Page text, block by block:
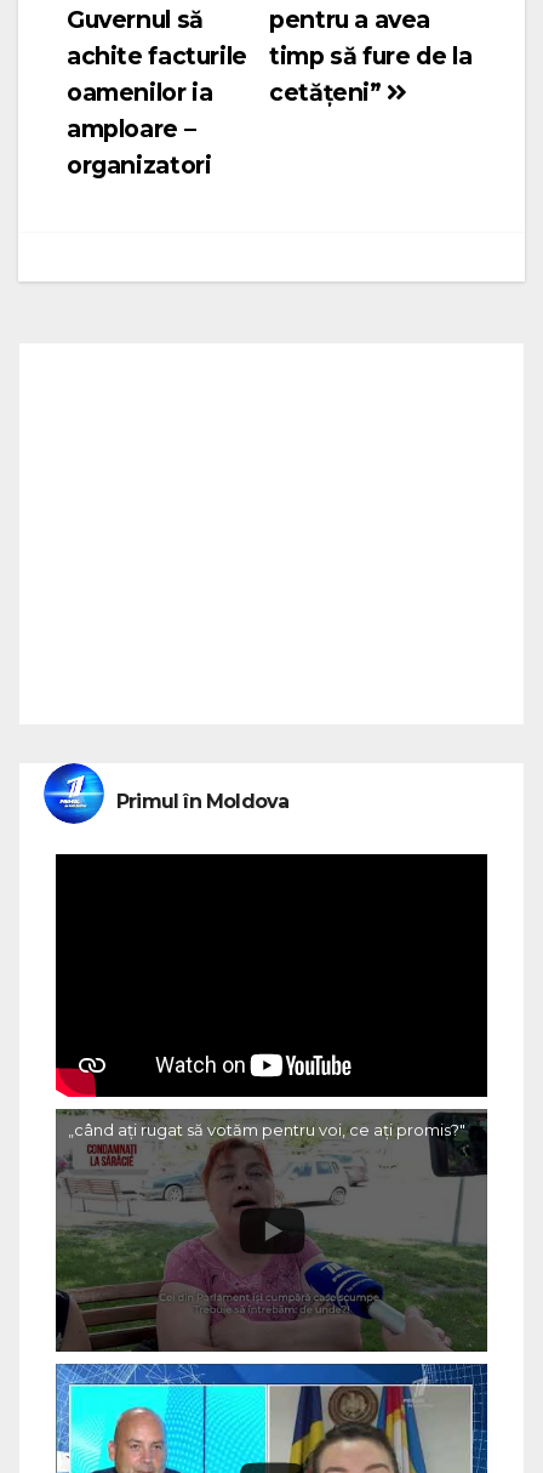
pentru a avea
timp să fure de la
cetățeni”
Guvernul să
achite facturile
oamenilor ia
amploare –
organizatori
Primul în Moldova
„când ați rugat să votăm pentru voi, ce ați promis?"